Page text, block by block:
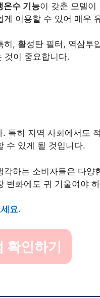
온수 기능이 갖춘 모델이
이용할 수 있어 매우
, 활성탄 필터, 역삼투
것이 중요합니다.
특히 지역 사회에서도
수 있게 될 것입니다.
하는 소비자들은 다양
변화에도 귀 기울여야
요.
확인하기